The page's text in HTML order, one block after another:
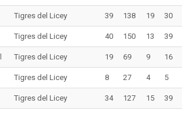
Tigres del Licey 39 138 19 30
Tigres del Licey 40 150 13 39
Tigres del Licey 19 69 9 16
Tigres del Licey 8 27 4 5
Tigres del Licey 34 127 15 39